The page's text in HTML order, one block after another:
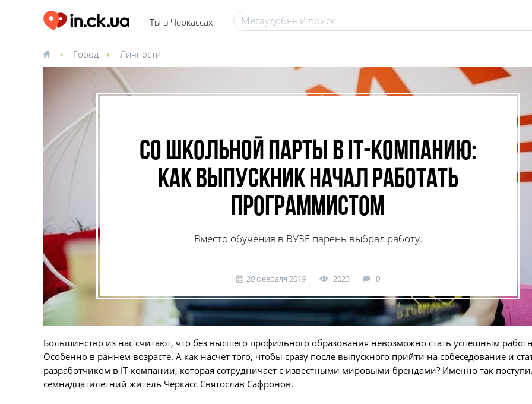
Ты в Черкассах
Город Личности
Со школьной парты в ІТ-компанию:
как выпускник начал работать
программистом
Вместо обучения в ВУЗЕ парень выбрал работу.
20 февраля 2019 2023 0
Большинство из нас считают, что без высшего профильного образования невозможно стать успешным
Особенно в раннем возрасте. А как насчет того, чтобы сразу после выпускного прийти на собеседование и
разработчиком в IТ-компании, которая сотрудничает с известными мировыми брендами? Именно так
семнадцатилетний житель Черкасс Святослав Сафронов.